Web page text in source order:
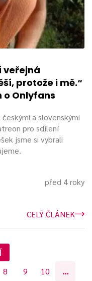
veřejná
protože i mě.“
o Onlyfans
a slovenskými
pro sdílení
jsme si vybrali
před 4 roky
CELÝ ČLÁNEK
8 9 10
…